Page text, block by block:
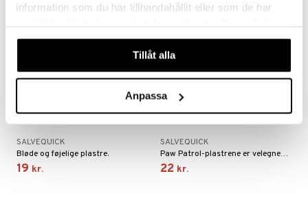
information som du har tillhandahållit eller som de har
våra cookies vid fortsatt användande av vår webbplats.
Tillåt alla
Anpassa
Salvequick My Little Pony
SALVEQUICK
Bløde og føjelige plastre.
19 kr.
Salvequick Paw Patrol
SALVEQUICK
Paw Patrol-plastrene er velegnede til mindre og overfladiske sår.
22 kr.